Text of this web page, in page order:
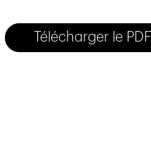
Télécharger le PDF